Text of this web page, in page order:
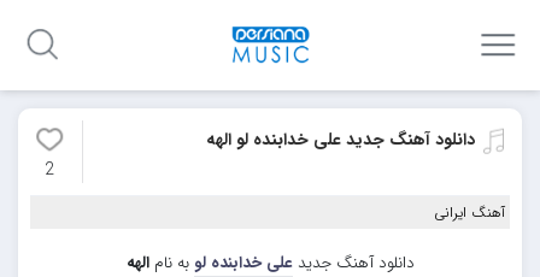
دانلود آهنگ جدید علی خدابنده لو الهه
2
آهنگ ایرانی
دانلود آهنگ جدیدعلی خدابنده لو به نامالهه